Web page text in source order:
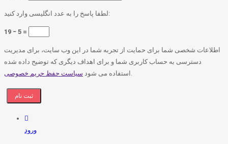
لطفا پاسخ را به عدد انگلیسی وارد کنید:
19 − 5 =
اطلاعات شخصی شما برای حمایت از تجربه شما در این وب سایت، برای مدیریت
دسترسی به حساب کاربری شما و برای اهداف دیگری که توضیح داده شده
استفاده می شود سیاست حفظ حریم خصوصی .
ورود